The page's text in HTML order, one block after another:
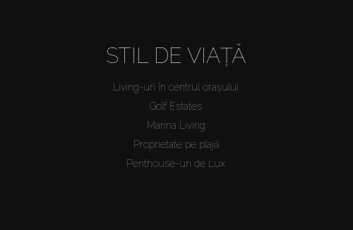
STIL DE VIAȚĂ
Living-uri în centrul orașului
Golf Estates
Marina Living
Proprietate pe plajă
Penthouse-uri de Lux